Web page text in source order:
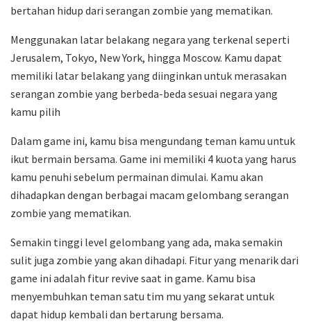
bertahan hidup dari serangan zombie yang mematikan.
Menggunakan latar belakang negara yang terkenal seperti
Jerusalem, Tokyo, New York, hingga Moscow. Kamu dapat
memiliki latar belakang yang diinginkan untuk merasakan
serangan zombie yang berbeda-beda sesuai negara yang
kamu pilih
Dalam game ini, kamu bisa mengundang teman kamu untuk
ikut bermain bersama. Game ini memiliki 4 kuota yang harus
kamu penuhi sebelum permainan dimulai. Kamu akan
dihadapkan dengan berbagai macam gelombang serangan
zombie yang mematikan.
Semakin tinggi level gelombang yang ada, maka semakin
sulit juga zombie yang akan dihadapi. Fitur yang menarik dari
game ini adalah fitur revive saat in game. Kamu bisa
menyembuhkan teman satu tim mu yang sekarat untuk
dapat hidup kembali dan bertarung bersama.